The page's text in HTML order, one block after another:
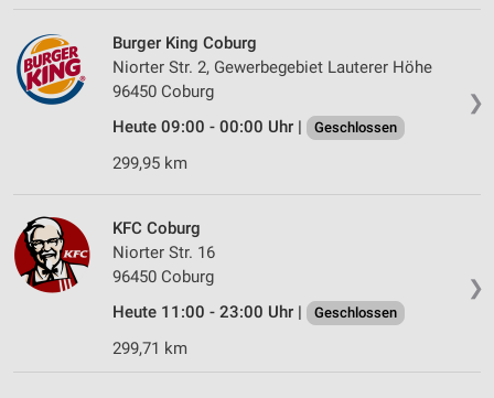
❯
Burger King Coburg
Niorter Str. 2, Gewerbegebiet Lauterer Höhe
96450 Coburg
Heute 09:00 - 00:00 Uhr |
Geschlossen
299,95 km
❯
KFC Coburg
Niorter Str. 16
96450 Coburg
Heute 11:00 - 23:00 Uhr |
Geschlossen
299,71 km